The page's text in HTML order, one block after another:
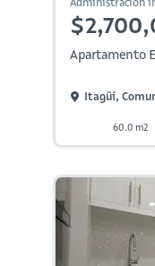
Apartamento
Itagüí,
60.0 m2